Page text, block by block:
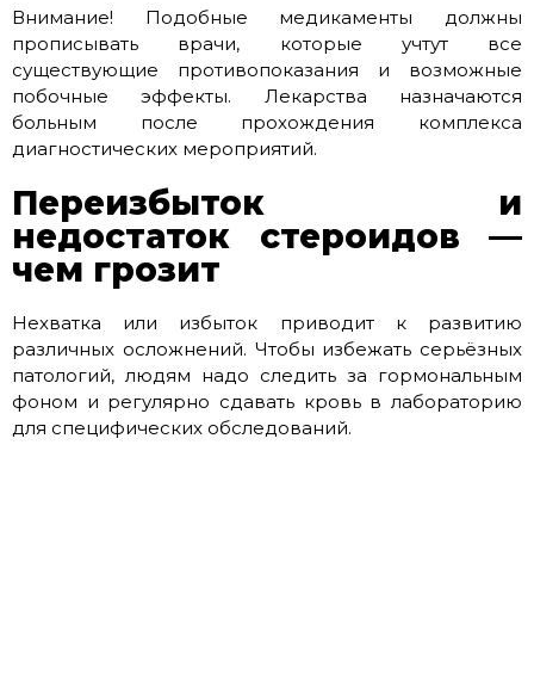
Внимание! Подобные медикаменты должны
прописывать врачи, которые учтут все
существующие противопоказания и возможные
побочные эффекты. Лекарства назначаются
больным после прохождения комплекса
диагностических мероприятий.
Переизбыток и
недостаток стероидов —
чем грозит
Нехватка или избыток приводит к развитию
различных осложнений. Чтобы избежать серьёзных
патологий, людям надо следить за гормональным
фоном и регулярно сдавать кровь в лабораторию
для специфических обследований.